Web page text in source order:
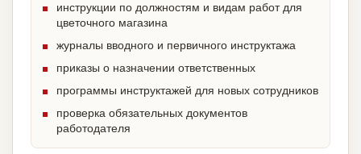
инструкции по должностям и видам работ для
цветочного магазина
журналы вводного и первичного инструктажа
приказы о назначении ответственных
программы инструктажей для новых сотрудников
проверка обязательных документов
работодателя